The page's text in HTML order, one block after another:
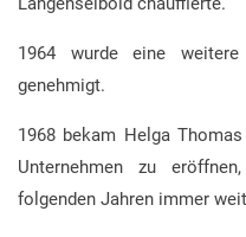
1964 wurde eine
genehmigt.
1968 bekam Helga
Unternehmen zu
folgenden Jahren immer